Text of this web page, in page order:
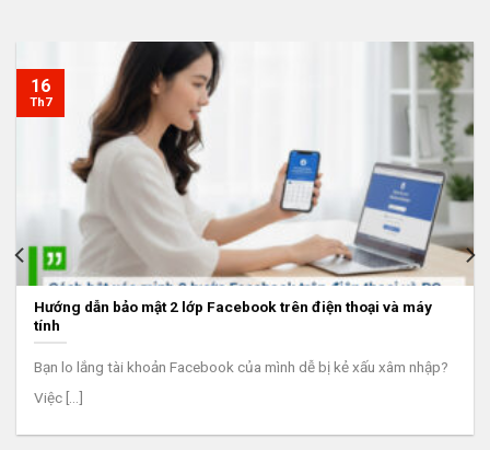
Hướng dẫn bảo mật 2 lớp Facebook trên điện thoại và máy
tính
Bạn lo lắng tài khoản Facebook của mình dễ bị kẻ xấu xâm nhập?
Việc [...]
16
Th7